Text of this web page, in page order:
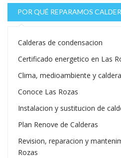
POR QUÉ REPARAMOS
Calderas de condensacion
Certificado energetico en Las
Clima, medioambiente y
Conoce Las Rozas
Instalacion y sustitucion de
Plan Renove de Calderas
Revision, reparacion y
Rozas